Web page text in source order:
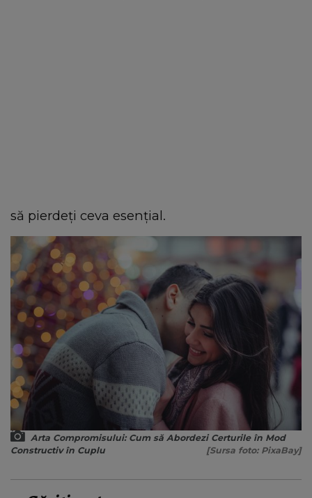
să pierdeți ceva esențial.
Arta Compromisului: Cum să Abordezi Certurile în Mod
Constructiv în Cuplu
[Sursa foto: PixaBay]